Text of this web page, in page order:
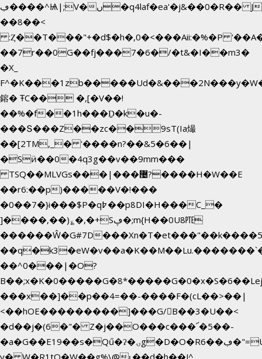
ڢ����^Ѩ|;V�ں�q4laf�ea'�j&��0�R�� J0O
��8��<
:Ȥ��T���"+�d$�h�,0�<���Aii:�%�P
��7r��0G��fj���7�6�/�t&�I��m3�
�X_
鎔� ŦC�� �,[�V��!
��%�f��1h���Ḏ�k�u�-
���Տ���Z��zc��9sT(Ia熶
��[2TM,_� '����n?��&5�6��|
�Sӥ��0�4q3g��v��9mm���
TSQ��MLVGs���|���޴?����H�W��E
��r6:��p)�����V�!���
�0��7�}i���$P�q߈��p8DI�H���C_�
]����,��)؏�,�+Sڥ�;m{H��0U8㉐
������Ŵ�G#7D
��^0���|�O?
���x��]��p��4=��-����F�(cL��>��|
<��hOE���������]���G/B��3�U��<
�d��j�(6�"� Z�j��O���c���՜�5��-
�a�G��E19��s�Qű�ʔ�ۍg�D�O�Rڢ��6�"=Uh����
y� W�R1tQ�W��g%\@ʟ��d�h��J^